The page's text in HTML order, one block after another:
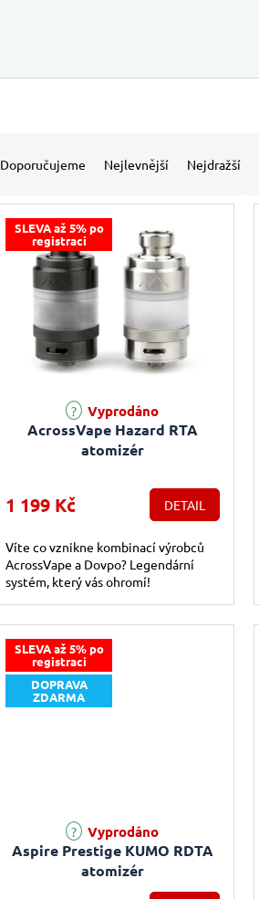
Doporučujeme Nejlevnější Nejdražší
SLEVA až 5% po
registraci
AcrossVape Hazard RTA
atomizér
Vyprodáno
1 199 Kč DETAIL
Víte co vznikne kombinací výrobců
AcrossVape a Dovpo? Legendární
systém, který vás ohromí!
SLEVA až 5% po
registraci
DOPRAVA
ZDARMA
Aspire Prestige KUMO RDTA
atomizér
Vyprodáno